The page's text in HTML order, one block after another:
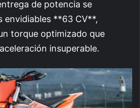
de potencia se
envidiables **63 CV**,
torque optimizado que
insuperable.